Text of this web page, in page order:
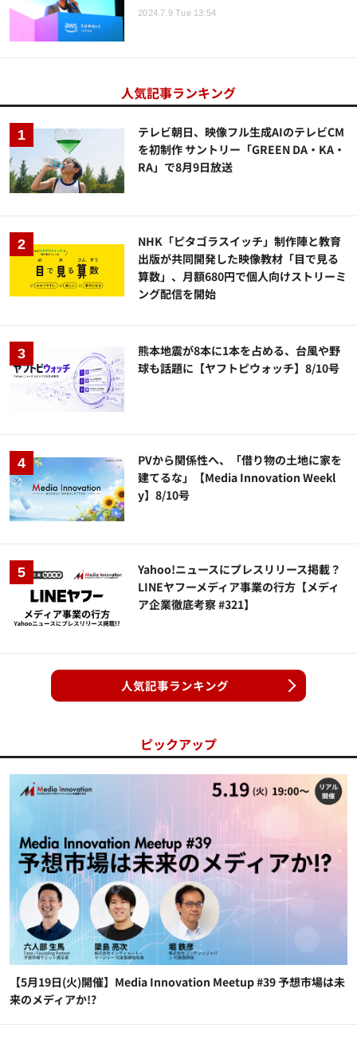
2024.7.9 Tue 13:54
人気記事ランキング
テレビ朝日、映像フル生成AIのテレビCM
を初制作 サントリー「GREEN DA・KA・
RA」で8月9日放送
NHK「ピタゴラスイッチ」制作陣と教育
出版が共同開発した映像教材「目で見る
算数」、月額680円で個人向けストリーミ
ング配信を開始
熊本地震が8本に1本を占める、台風や野
球も話題に【ヤフトピウォッチ】8/10号
PVから関係性へ、「借り物の土地に家を
建てるな」【Media Innovation Weekl
y】8/10号
Yahoo!ニュースにプレスリリース掲載？
LINEヤフーメディア事業の行方【メディ
ア企業徹底考察 #321】
人気記事ランキング
ピックアップ
【5月19日(火)開催】Media Innovation Meetup #39 予想市場は未
来のメディアか!?